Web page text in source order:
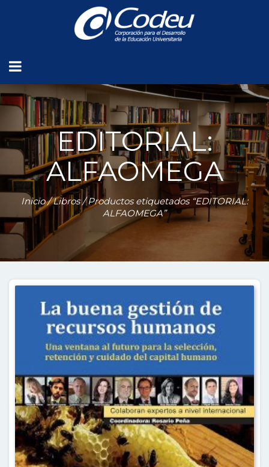
EDITORIAL:
ALFAOMEGA
Inicio/Libros/ Productos etiquetados “EDITORIAL:
ALFAOMEGA”